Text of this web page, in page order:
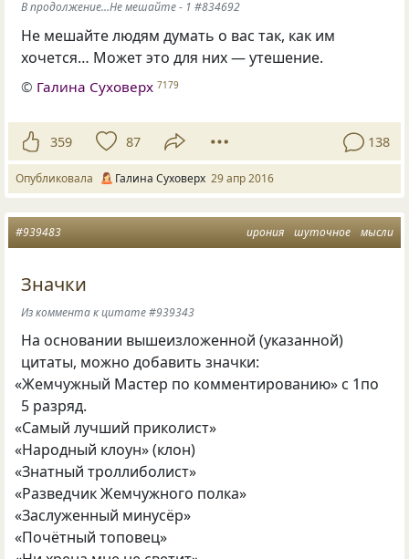
В продолжение...Не мешайте - 1 #834692
Не мешайте людям думать о вас так, как им
хочется… Может это для них — утешение.
© Галина Суховерх 7179
359 87 138
Опубликовала Галина Суховерх 29 апр 2016
ирония шуточное мысли
#939483
Значки
Из коммента к цитате #939343
На основании вышеизложенной (указанной)
цитаты, можно добавить значки:
«Жемчужный Мастер по комментированию» с 1по
5 разряд.
«Самый лучший приколист»
«Народный клоун»(клон)
«Знатный троллиболист»
«Разведчик Жемчужного полка»
«Заслуженный минусёр»
«Почётный топовец»